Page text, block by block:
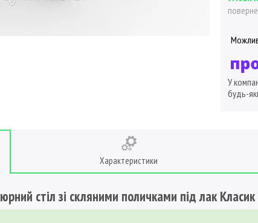
У
будь-
Характеристики
стіл зі скляними поличками під лак